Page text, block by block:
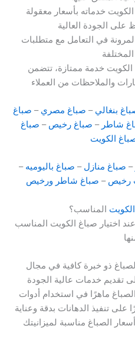
خدماته بأسعار معقولة
في التعامل مع متطلبات
الكويت خدمة ممتازة، تتضمن
بنغالي – صباغ مصري – صباغ
شاطر – صباغ رخيص – صباغ
الكويت
– صباغ منازل – صباغ باليوميه –
رخيص – صباغ شاطر ورخيص
المناسب؟
اختيار صباغ الكويت المناسب
ذو خبرة كافية في مجال
ماهرًا في استخدام أدوات